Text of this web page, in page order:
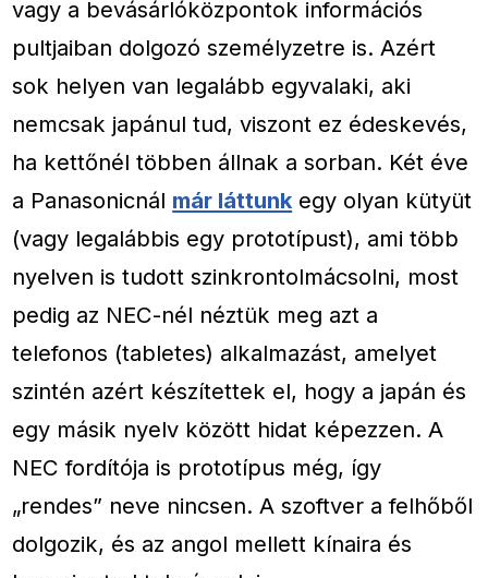
vagy a bevásárlóközpontok információs
pultjaiban dolgozó személyzetre is. Azért
sok helyen van legalább egyvalaki, aki
nemcsak japánul tud, viszont ez édeskevés,
ha kettőnél többen állnak a sorban. Két éve
a Panasonicnál már láttunkegy olyan kütyüt
(vagy legalábbis egy prototípust), ami több
nyelven is tudott szinkrontolmácsolni, most
pedig az NEC-nél néztük meg azt a
telefonos (tabletes) alkalmazást, amelyet
szintén azért készítettek el, hogy a japán és
egy másik nyelv között hidat képezzen. A
NEC fordítója is prototípus még, így
„rendes” neve nincsen. A szoftver a felhőből
dolgozik, és az angol mellett kínaira és